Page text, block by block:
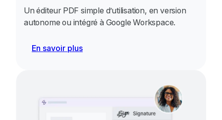
Un éditeur PDF simple d’utilisation, en version
autonome ou intégré à Google Workspace.
En savoir plus